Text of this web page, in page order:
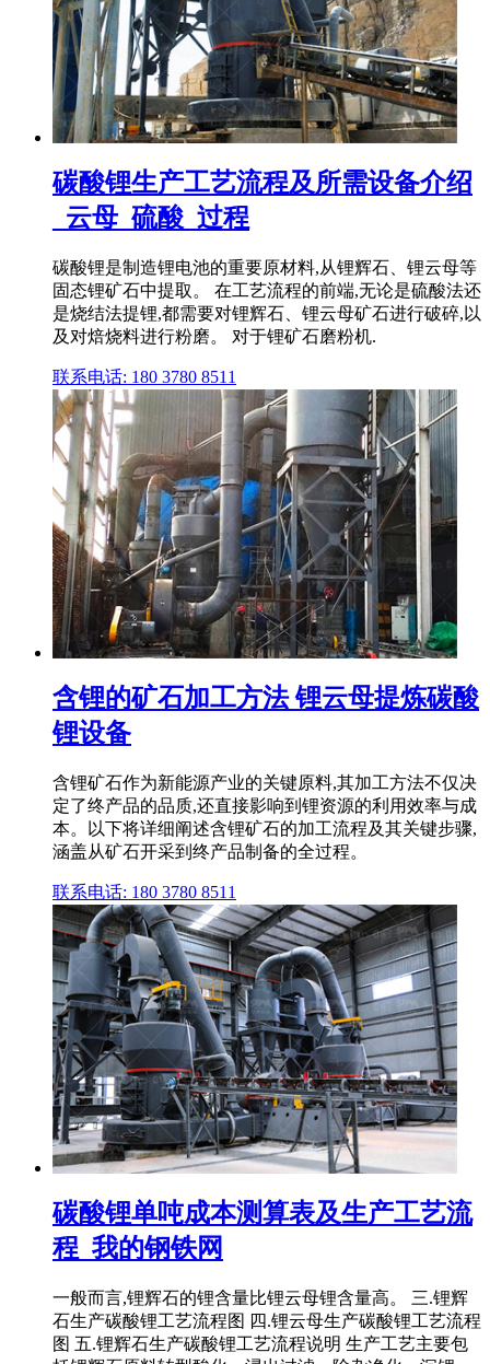
碳酸锂生产工艺流程及所需设备介绍
_云母_硫酸_过程
碳酸锂是制造锂电池的重要原材料,从锂辉石、锂云母等
固态锂矿石中提取。 在工艺流程的前端,无论是硫酸法还
是烧结法提锂,都需要对锂辉石、锂云母矿石进行破碎,以
及对焙烧料进行粉磨。 对于锂矿石磨粉机.
联系电话: 180 3780 8511
含锂的矿石加工方法 锂云母提炼碳酸
锂设备
含锂矿石作为新能源产业的关键原料,其加工方法不仅决
定了终产品的品质,还直接影响到锂资源的利用效率与成
本。以下将详细阐述含锂矿石的加工流程及其关键步骤,
涵盖从矿石开采到终产品制备的全过程。
联系电话: 180 3780 8511
碳酸锂单吨成本测算表及生产工艺流
程_我的钢铁网
一般而言,锂辉石的锂含量比锂云母锂含量高。 三.锂辉
石生产碳酸锂工艺流程图 四.锂云母生产碳酸锂工艺流程
图 五.锂辉石生产碳酸锂工艺流程说明 生产工艺主要包